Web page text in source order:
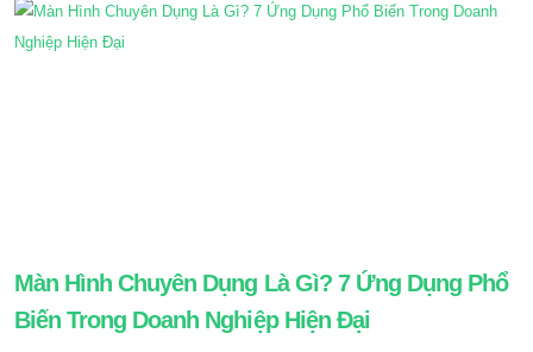
Màn Hình Chuyên Dụng Là Gì? 7 Ứng Dụng Phổ
Biến Trong Doanh Nghiệp Hiện Đại